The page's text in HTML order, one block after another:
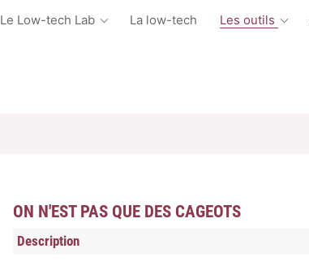
Le Low-tech Lab La low-tech Les outils
ON N'EST PAS QUE DES CAGEOTS
Description